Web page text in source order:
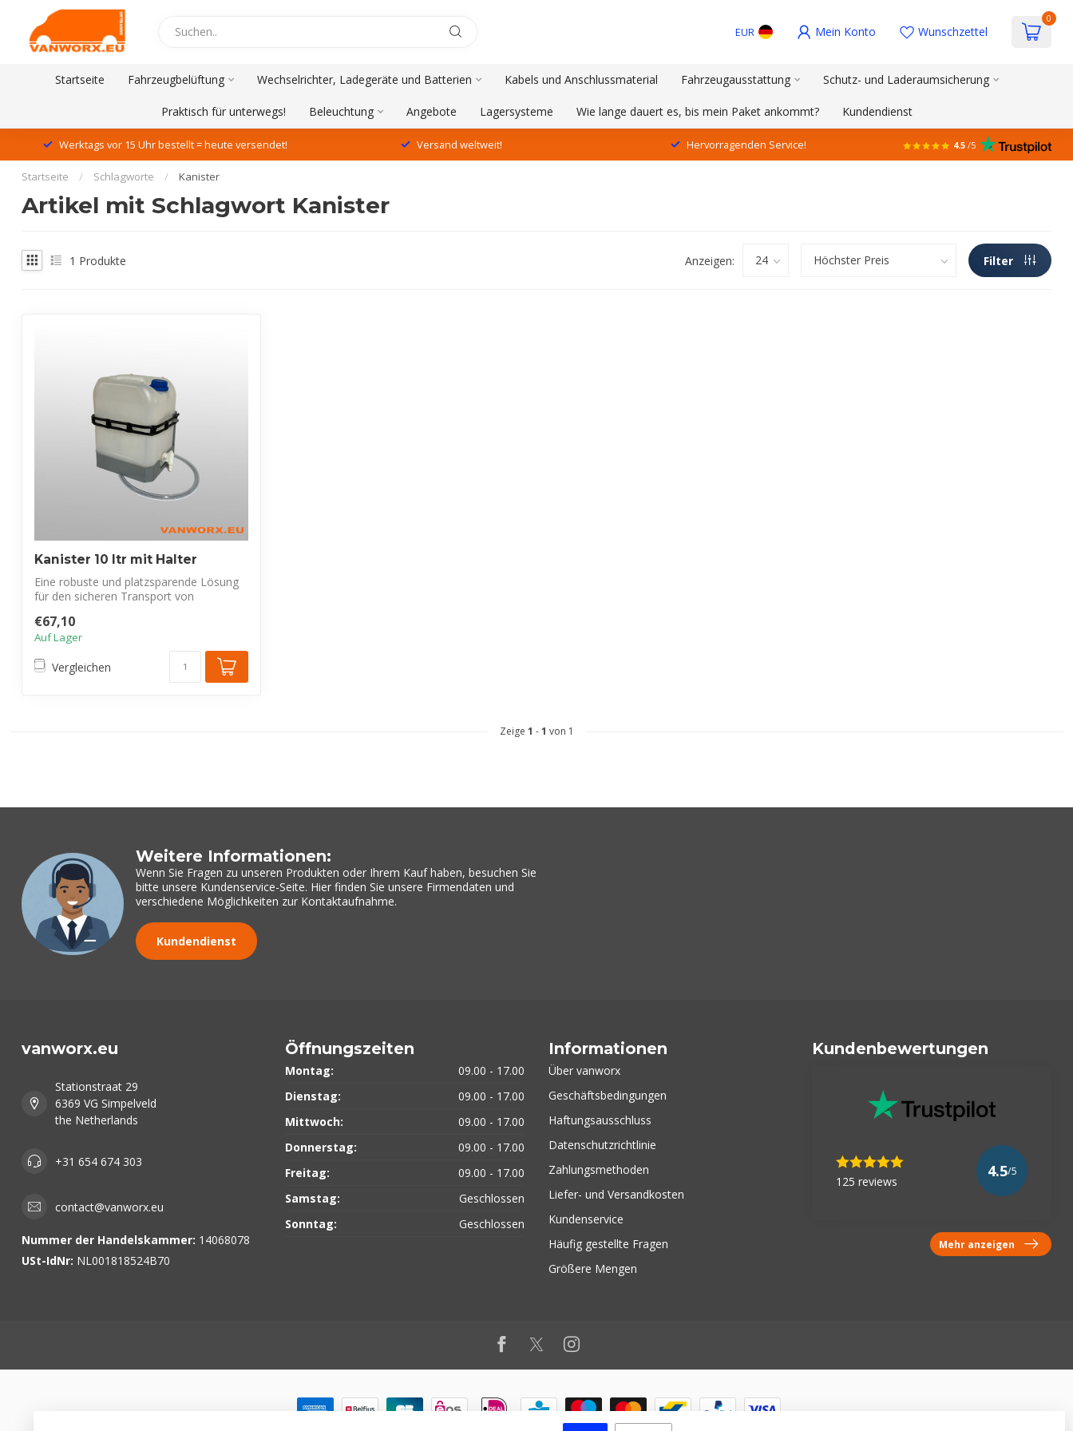
EUR Mein Konto Wunschzettel
0
Startseite Fahrzeugbelüftung Wechselrichter, Ladegeräte und Batterien Kabels und Anschlussmaterial Fahrzeugausstattung Schutz- und Laderaumsicherung
Praktisch für unterwegs! Beleuchtung Angebote Lagersysteme Wie lange dauert es, bis mein Paket ankommt? Kundendienst
Werktags vor 15 Uhr bestellt = heute versendet! Versand weltweit! Hervorragenden Service! 4.5 /5
Startseite / Schlagworte / Kanister
Artikel mit Schlagwort Kanister
1 Produkte Anzeigen: Filter
Kanister 10 ltr mit Halter
Eine robuste und platzsparende Lösung
für den sicheren Transport von
€67,10
Auf Lager
Vergleichen
Zeige 1 -1 von 1
Weitere Informationen:
Wenn Sie Fragen zu unseren Produkten oder Ihrem Kauf haben, besuchen Sie
bitte unsere Kundenservice-Seite. Hier finden Sie unsere Firmendaten und
verschiedene Möglichkeiten zur Kontaktaufnahme.
Kundendienst
vanworx.eu
Stationstraat 29
6369 VG Simpelveld
the Netherlands
+31 654 674 303
contact@vanworx.eu
Nummer der Handelskammer: 14068078
USt-IdNr: NL001818524B70
Öffnungszeiten
Montag:
09.00 - 17.00
Dienstag:
09.00 - 17.00
Mittwoch:
09.00 - 17.00
Donnerstag:
09.00 - 17.00
Freitag:
09.00 - 17.00
Samstag:
Geschlossen
Sonntag:
Geschlossen
Informationen
Über vanworx
Geschäftsbedingungen
Haftungsausschluss
Datenschutzrichtlinie
Zahlungsmethoden
Liefer- und Versandkosten
Kundenservice
Häufig gestellte Fragen
Größere Mengen
Kundenbewertungen
125 reviews
4.5/5
Mehr anzeigen